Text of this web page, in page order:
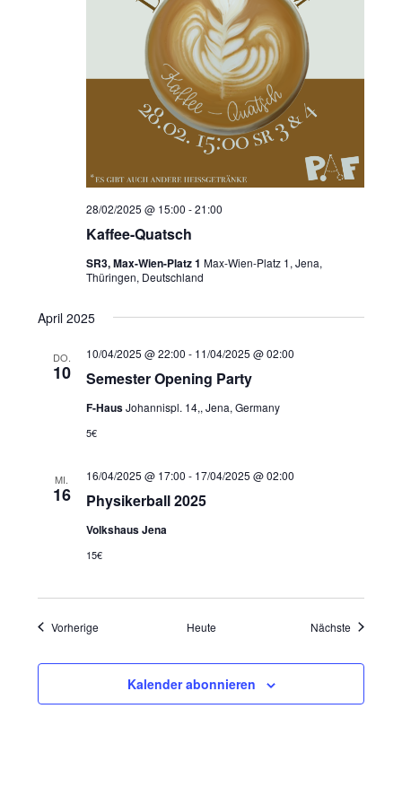
a
t
i
o
Kaffee-Quatsch
28/02/2025 @ 15:00 -21:00
SR3, Max-Wien-Platz 1 Max-Wien-Platz 1, Jena,
Thüringen, Deutschland
April 2025
DO.
10 Semester Opening Party
10/04/2025 @ 22:00 - 11/04/2025 @ 02:00
F-HausJohannispl. 14,, Jena, Germany
5€
MI.
16 Physikerball 2025
16/04/2025 @ 17:00 - 17/04/2025 @ 02:00
Volkshaus Jena
15€
VorherigeVeranstaltungen Heute Nächste
Kalender abonnieren